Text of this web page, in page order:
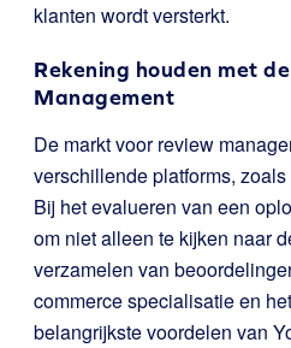
klanten wordt versterkt.
Rekening houden met
Management
De markt voor review
verschillende platforms,
Bij het evalueren van een
om niet alleen te kijken naar
verzamelen van
commerce specialisatie en
belangrijkste voordelen van